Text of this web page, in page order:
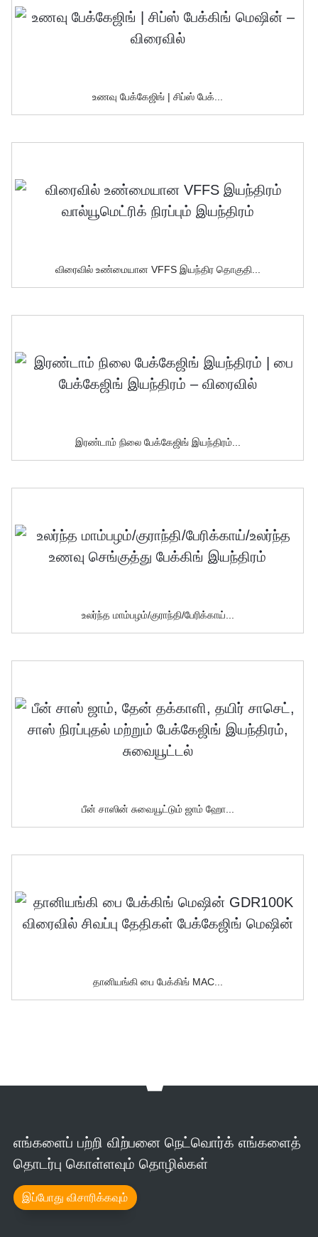
உணவு பேக்கேஜிங் | சிப்ஸ் பேக்...
விரைவில் உண்மையான VFFS இயந்திர தொகுதி...
இரண்டாம் நிலை பேக்கேஜிங் இயந்திரம்...
உலர்ந்த மாம்பழம்/குராந்தி/பேரிக்காய்...
பீன் சாஸின் சுவையூட்டும் ஜாம் ஹோ...
தானியங்கி பை பேக்கிங் MAC...
எங்களைப் பற்றி விற்பனை நெட்வொர்க் எங்களைத்
தொடர்பு கொள்ளவும் தொழில்கள்
இப்போது விசாரிக்கவும்